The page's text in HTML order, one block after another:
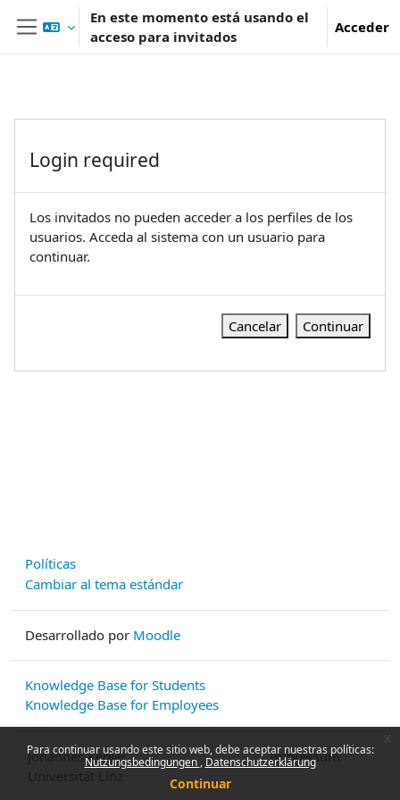
Salta al contenido principal
Para continuar usando este sitio web, debe aceptar nuestras políticas:
Nutzungsbedingungen Datenschutzerklärung
Continuar
Panel lateral
En este momento está usando el
acceso para invitados
Acceder
Login required
Los invitados no pueden acceder a los perfiles de los
usuarios. Acceda al sistema con un usuario para
continuar.
Cancelar Continuar
Políticas
Cambiar al tema estándar
Desarrollado por Moodle
Knowledge Base for Students
Knowledge Base for Employees
Johannes Kepler
Impressum